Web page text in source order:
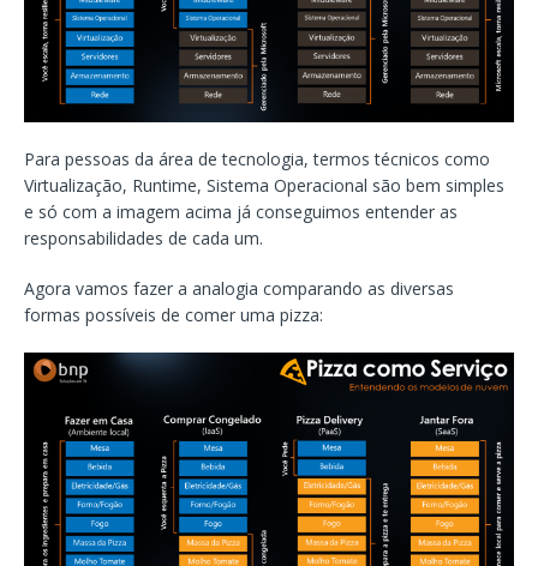
Para pessoas da área de tecnologia, termos técnicos como
Virtualização, Runtime, Sistema Operacional são bem simples
e só com a imagem acima já conseguimos entender as
responsabilidades de cada um.
Agora vamos fazer a analogia comparando as diversas
formas possíveis de comer uma pizza: